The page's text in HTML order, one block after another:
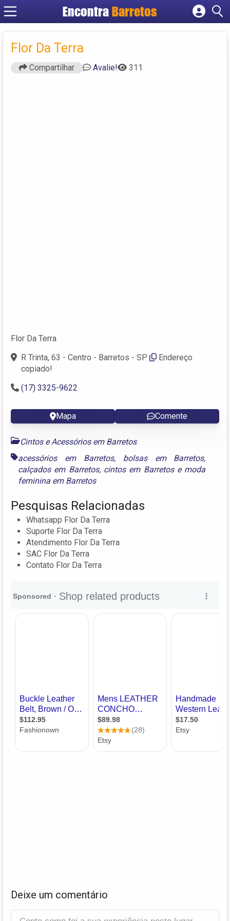
Encontra Barretos
Cadastrar empresa
Flor Da Terra
Compartilhar Avalie! 311
Flor Da Terra
R Trinta, 63 - Centro - Barretos - SP
Endereço
copiado!
(17) 3325-9622
Mapa Comente
Cintos e Acessórios em Barretos
acessórios em Barretos, bolsas em Barretos,
calçados em Barretos, cintos em Barretose moda
feminina em Barretos
Pesquisas Relacionadas
Whatsapp Flor Da Terra
Suporte Flor Da Terra
Atendimento Flor Da Terra
SAC Flor Da Terra
Contato Flor Da Terra
Deixe um comentário